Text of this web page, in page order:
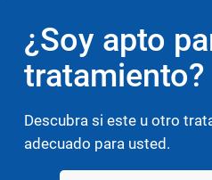
¿Soy apto
tratamiento?
Descubra si este u otro
adecuado para usted.